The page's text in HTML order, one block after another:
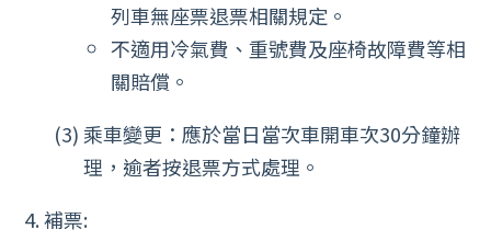
列車無座票退票相關規定。
不適用冷氣費、重號費及座椅故障費等相
關賠償。
乘車變更：應於當日當次車開車次30分鐘辦
理，逾者按退票方式處理。
補票: